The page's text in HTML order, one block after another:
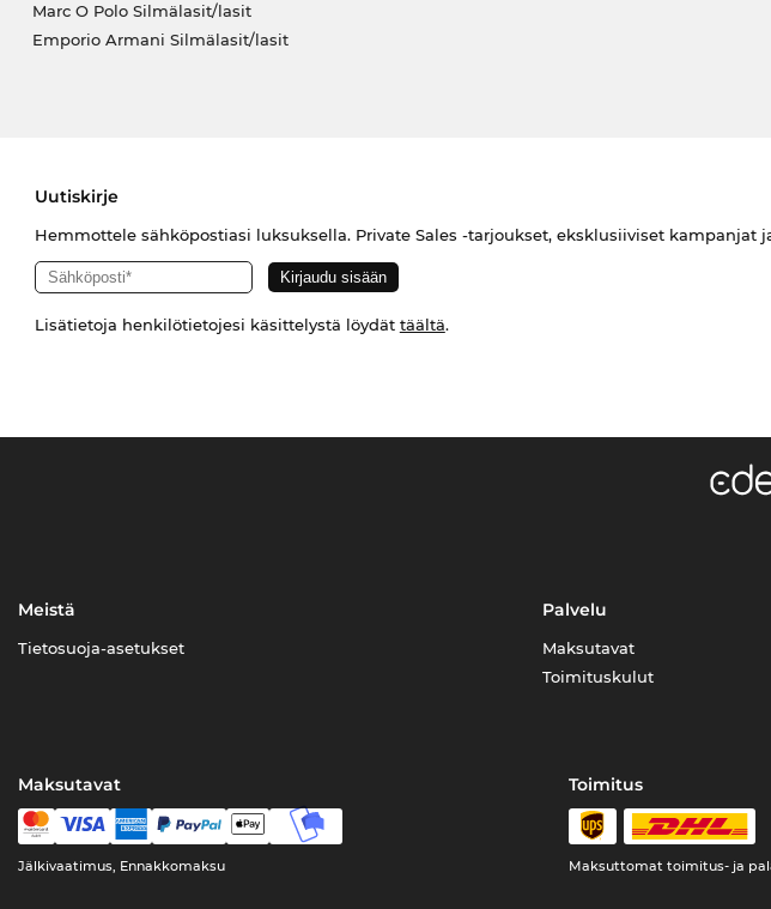
Marc O Polo Silmälasit/lasit
Emporio Armani Silmälasit/lasit
Uutiskirje
Hemmottele sähköpostiasi luksuksella. Private Sales -tarjoukset, eksklusiiviset kampanjat
Lisätietoja henkilötietojesi käsittelystä löydät täältä.
Meistä
Tietosuoja-asetukset
Palvelu
Maksutavat
Toimituskulut
Maksutavat
Jälkivaatimus, Ennakkomaksu
Toimitus
Maksuttomat toimitus- ja